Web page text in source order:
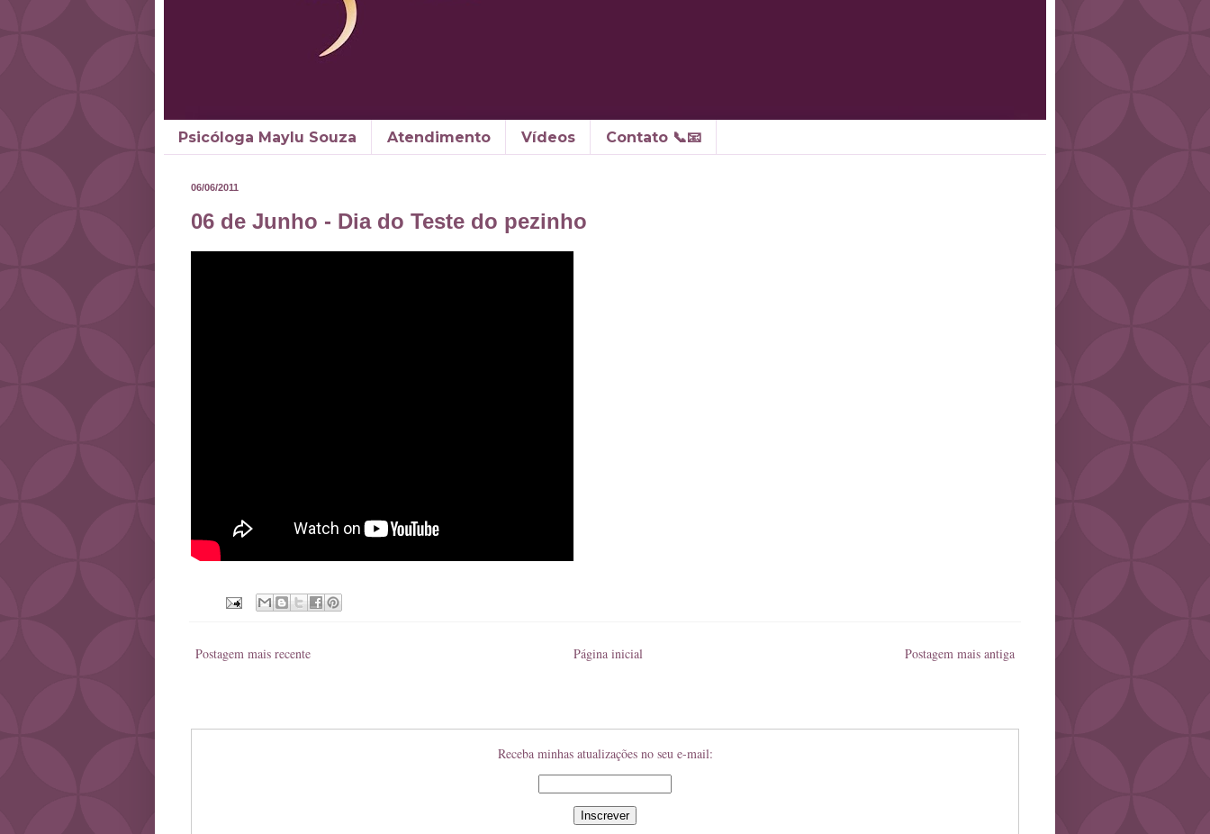
Psicóloga Maylu Souza Atendimento Vídeos Contato 📞📧
06/06/2011
06 de Junho - Dia do Teste do pezinho
Postagem mais recente Postagem mais antiga
Página inicial
Receba minhas atualizações no seu e-mail: